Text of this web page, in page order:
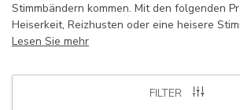
Stimmbändern kommen. Mit den folgenden
Heiserkeit, Reizhusten oder eine heisere
Lesen Sie mehr
FILTER